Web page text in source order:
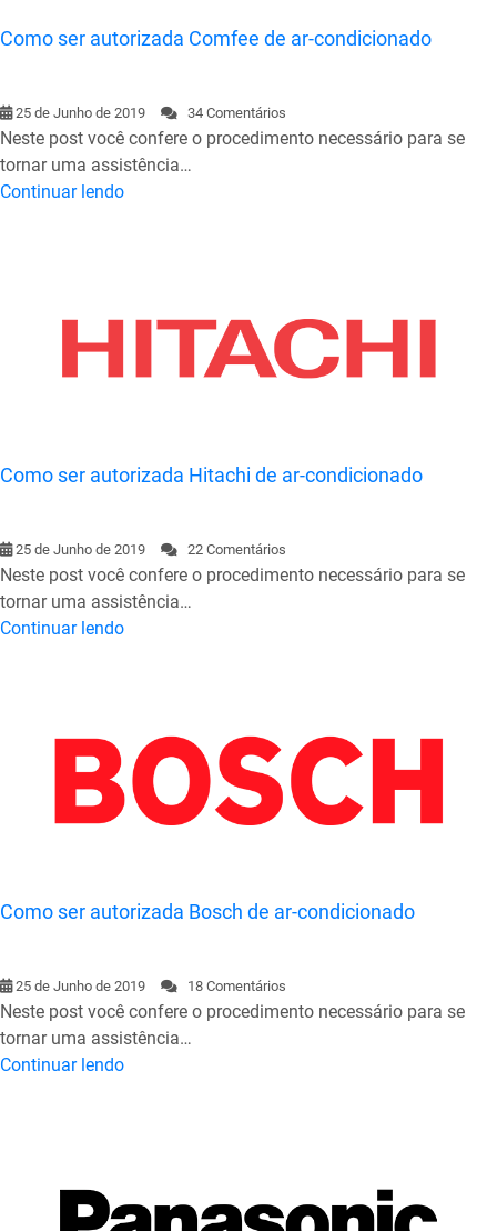
Como ser autorizada Comfee de ar-condicionado
25 de Junho de 2019 34 Comentários
Neste post você confere o procedimento necessário para se
tornar uma assistência…
Continuar lendo
Como ser autorizada Hitachi de ar-condicionado
25 de Junho de 2019 22 Comentários
Neste post você confere o procedimento necessário para se
tornar uma assistência…
Continuar lendo
Como ser autorizada Bosch de ar-condicionado
25 de Junho de 2019 18 Comentários
Neste post você confere o procedimento necessário para se
tornar uma assistência…
Continuar lendo